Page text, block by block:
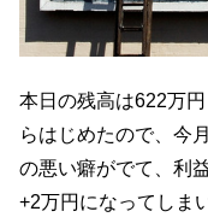
本日の残高は622万
らはじめたので、今
の悪い癖がでて、利
+2万円になってしま